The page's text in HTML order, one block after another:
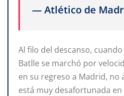
— Atlético de
Al filo del descanso,
Batlle se marchó por
en su regreso a Madrid, no
está muy desafortunada